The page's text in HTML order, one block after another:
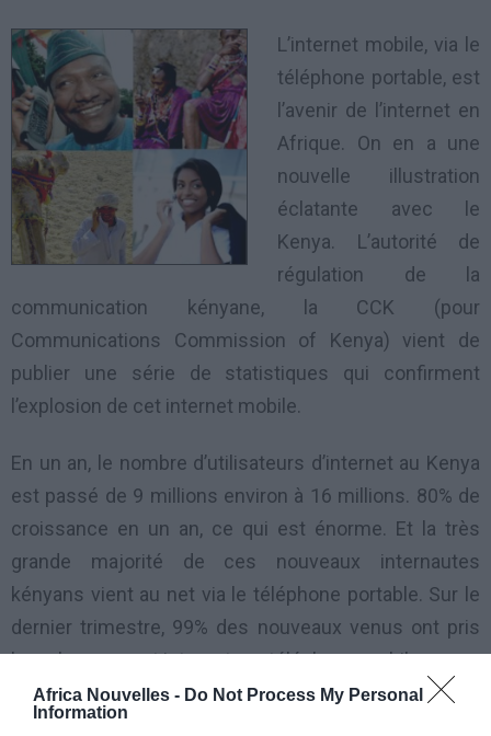
Africa Nouvelles - Do Not Process My Personal
Information
L’internet mobile, via le
téléphone portable, est
l’avenir de l’internet en
Afrique. On en a une
nouvelle illustration
éclatante avec le
Kenya. L’autorité de
régulation de la
communication kényane, la CCK (pour
Communications Commission of Kenya) vient de
publier une série de statistiques qui confirment
l’explosion de cet internet mobile.
En un an, le nombre d’utilisateurs d’internet au Kenya
est passé de 9 millions environ à 16 millions. 80% de
croissance en un an, ce qui est énorme. Et la très
grande majorité de ces nouveaux internautes
kényans vient au net via le téléphone portable. Sur le
dernier trimestre, 99% des nouveaux venus ont pris
leur abonnement internet sur téléphone mobile.
Selon l’autorité de régulation, cette croissance est liée